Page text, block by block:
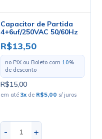
Capacitor de Partida
4+6uf/250VAC 50/60Hz
R$13,50
no PIX ou Boleto com 10%
de desconto
R$15,00
em até3x de R$5,00 s/ juros
- +